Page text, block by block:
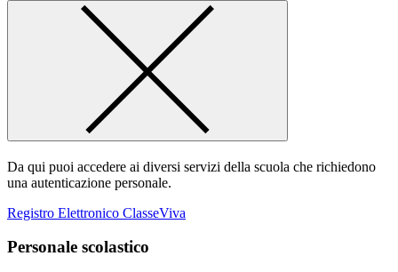
Da qui puoi accedere ai diversi servizi della scuola che richiedono
una autenticazione personale.
Registro Elettronico ClasseViva
Personale scolastico